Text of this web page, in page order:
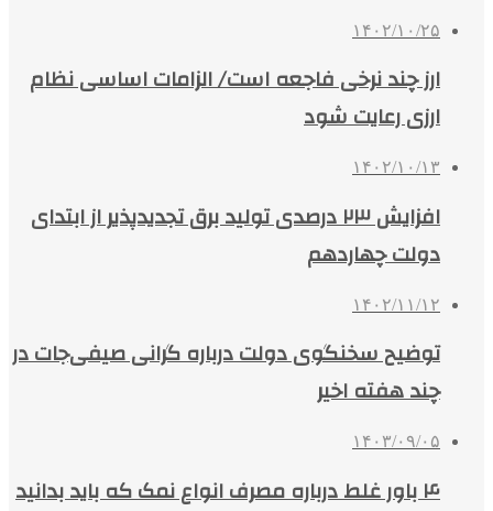
۱۴۰۲/۱۰/۲۵
ارز چند نرخی فاجعه است/ الزامات اساسی نظام
ارزی رعایت شود
۱۴۰۲/۱۰/۱۳
افزایش ۲۳ درصدی تولید برق تجدیدپذیر از ابتدای
دولت چهاردهم
۱۴۰۲/۱۱/۱۲
توضیح سخنگوی دولت درباره گرانی صیفی‌جات در
چند هفته اخیر
۱۴۰۳/۰۹/۰۵
۴ باور غلط درباره مصرف انواع نمک که باید بدانید